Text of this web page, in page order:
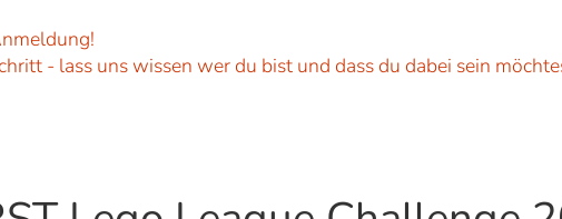
- lass uns wissen wer du bist und dass du dabei sein